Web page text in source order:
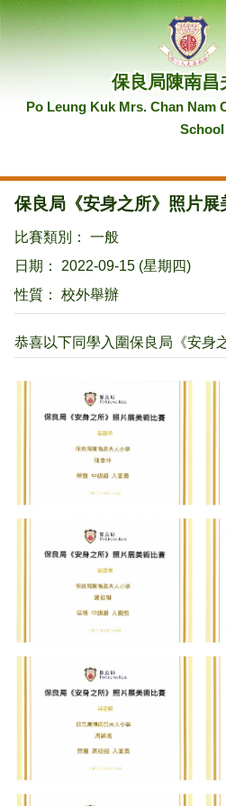
保良局陳南昌
Po Leung Kuk Mrs. Chan Nam
School
保良局《安身之所》照片展
比賽類別： 一般
日期： 2022-09-15 (星期四)
性質： 校外舉辦
恭喜以下同學入圍保良局《安身